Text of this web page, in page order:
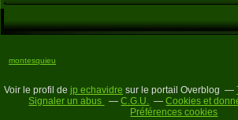
montesquieu
Voir le profil de jp echavidre sur le portail Overblog
Signaler un abus
C.G.U.
Cookies et
Préférences cookies